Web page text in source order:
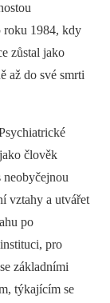
roku 1984, kdy
zůstal jako
až do své smrti
člověk
neobyčejnou
vztahy a utvářet
po
pro
základními
týkajícím se